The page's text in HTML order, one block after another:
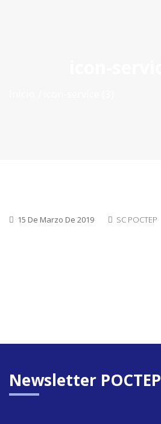
15 De Marzo De 2019 SC POCTEP
Newsletter POCTEP